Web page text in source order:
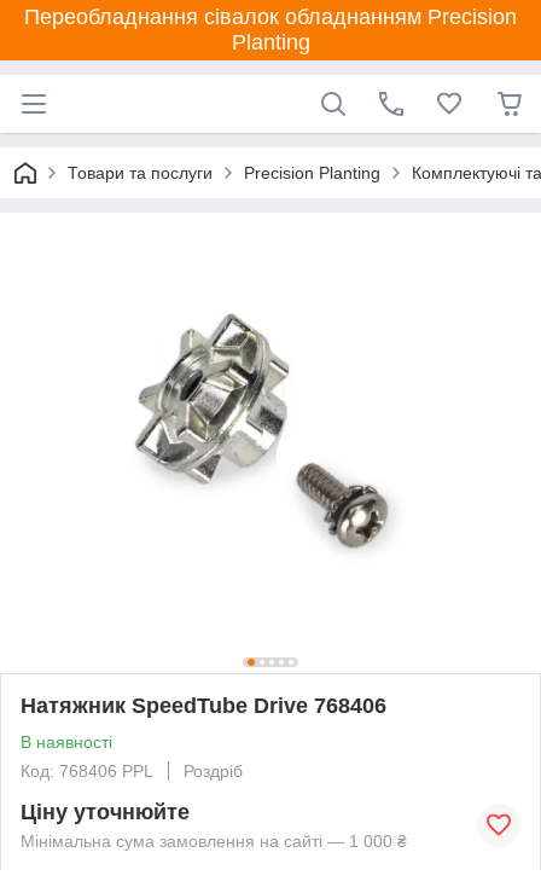
Переобладнання сівалок обладнанням Precision
Planting
Товари та послуги Precision Planting Комплектуючі
Натяжник SpeedTube Drive 768406
В наявності
Код: 768406 PPL
Роздріб
Ціну уточнюйте
Мінімальна сума замовлення на сайті — 1 000 ₴